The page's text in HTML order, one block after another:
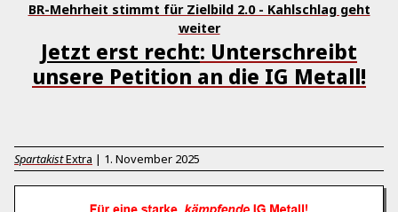
BR-Mehrheit stimmt für Zielbild 2.0 - Kahlschlag geht
weiter
Jetzt erst recht: Unterschreibt
unsere Petition an die IG Metall!
SpartakistExtra | 1. November 2025